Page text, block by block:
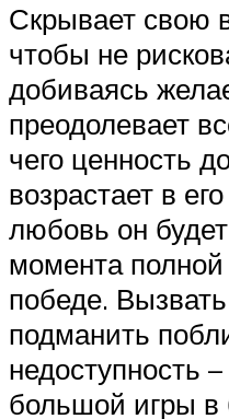
Скрывает свою
чтобы не
добиваясь
преодолевает
чего ценность
возрастает в
любовь он
момента полной
победе.
подманить
недоступность
большой игры в